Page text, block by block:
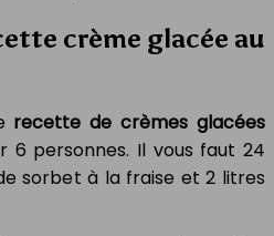
crème glacée au
recette de crèmes glacées
6 personnes. Il vous faut 24
sorbet à la fraise et 2 litres